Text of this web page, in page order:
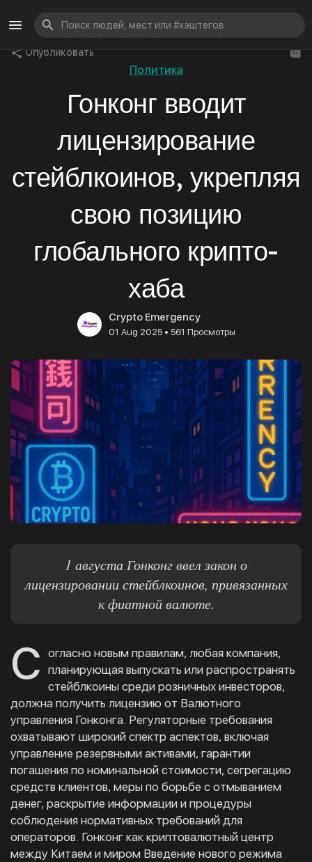
Опубликовать
Политика
Гонконг вводит
лицензирование
стейблкоинов, укрепляя
свою позицию
глобального крипто-
хаба
Crypto Emergency
01 Aug 2025• 561 Просмотры
1 августа Гонконг ввел закон о
лицензировании стейблкоинов, привязанных
к фиатной валюте.
С огласно новым правилам, любая компания,
планирующая выпускать или распространять
стейблкоины среди розничных инвесторов,
должна получить лицензию от Валютного
управления Гонконга. Регуляторные требования
охватывают широкий спектр аспектов, включая
управление резервными активами, гарантии
погашения по номинальной стоимости, сегрегацию
средств клиентов, меры по борьбе с отмыванием
денег, раскрытие информации и процедуры
соблюдения нормативных требований для
операторов. Гонконг как криптовалютный центр
между Китаем и миром Введение нового режима